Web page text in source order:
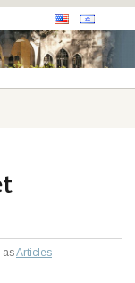
asArticles